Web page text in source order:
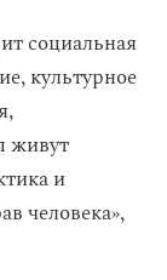
социальная
культурное
живут
и
человека»,